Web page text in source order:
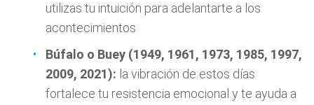
utilizas tu intuición para adelantarte a los
acontecimientos
Búfalo o Buey (1949, 1961, 1973, 1985, 1997,
2009, 2021): la vibración de estos días
fortalece tu resistencia emocional y te ayuda a